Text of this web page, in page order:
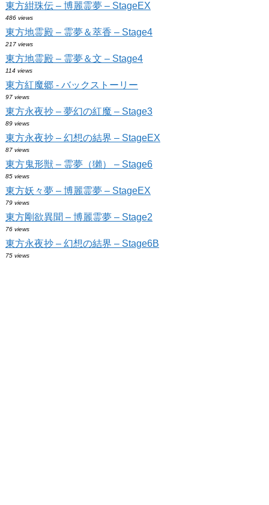
東方紺珠伝 – 博麗霊夢 – StageEX
486 views
東方地霊殿 – 霊夢＆萃香 – Stage4
217 views
東方地霊殿 – 霊夢＆文 – Stage4
114 views
東方紅魔郷 - バックストーリー
97 views
東方永夜抄 – 夢幻の紅魔 – Stage3
89 views
東方永夜抄 – 幻想の結界 – StageEX
87 views
東方鬼形獣 – 霊夢（獺） – Stage6
85 views
東方妖々夢 – 博麗霊夢 – StageEX
79 views
東方剛欲異聞 – 博麗霊夢 – Stage2
76 views
東方永夜抄 – 幻想の結界 – Stage6B
75 views